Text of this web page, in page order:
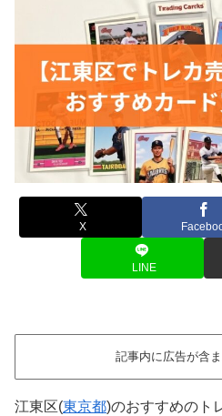
X
LINE
記事内に広告が含ま
江東区(東京都)のおすすめのト